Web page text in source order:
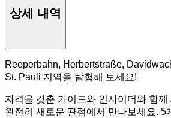
상세 내역
Reeperbahn, Herbertstraße,
St. Pauli 지역을 탐험해 보세요!
자격을 갖춘 가이드와 인사이더와 함께
완전히 새로운 관점에서 만나보세요. 5